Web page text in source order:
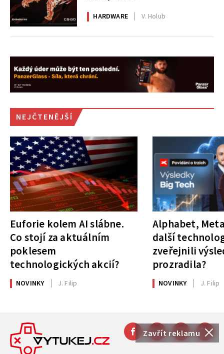
Zavřít reklamu
HARDWARE V. Holub
NEJČTENĚJŠÍ
Euforie kolem AI slábne.
Co stojí za aktuálním
poklesem
technologických akcií?
NOVINKY J. Filip
Alphabet,
další
zveřejnili
prozradila?
NOVINKY J. Filip